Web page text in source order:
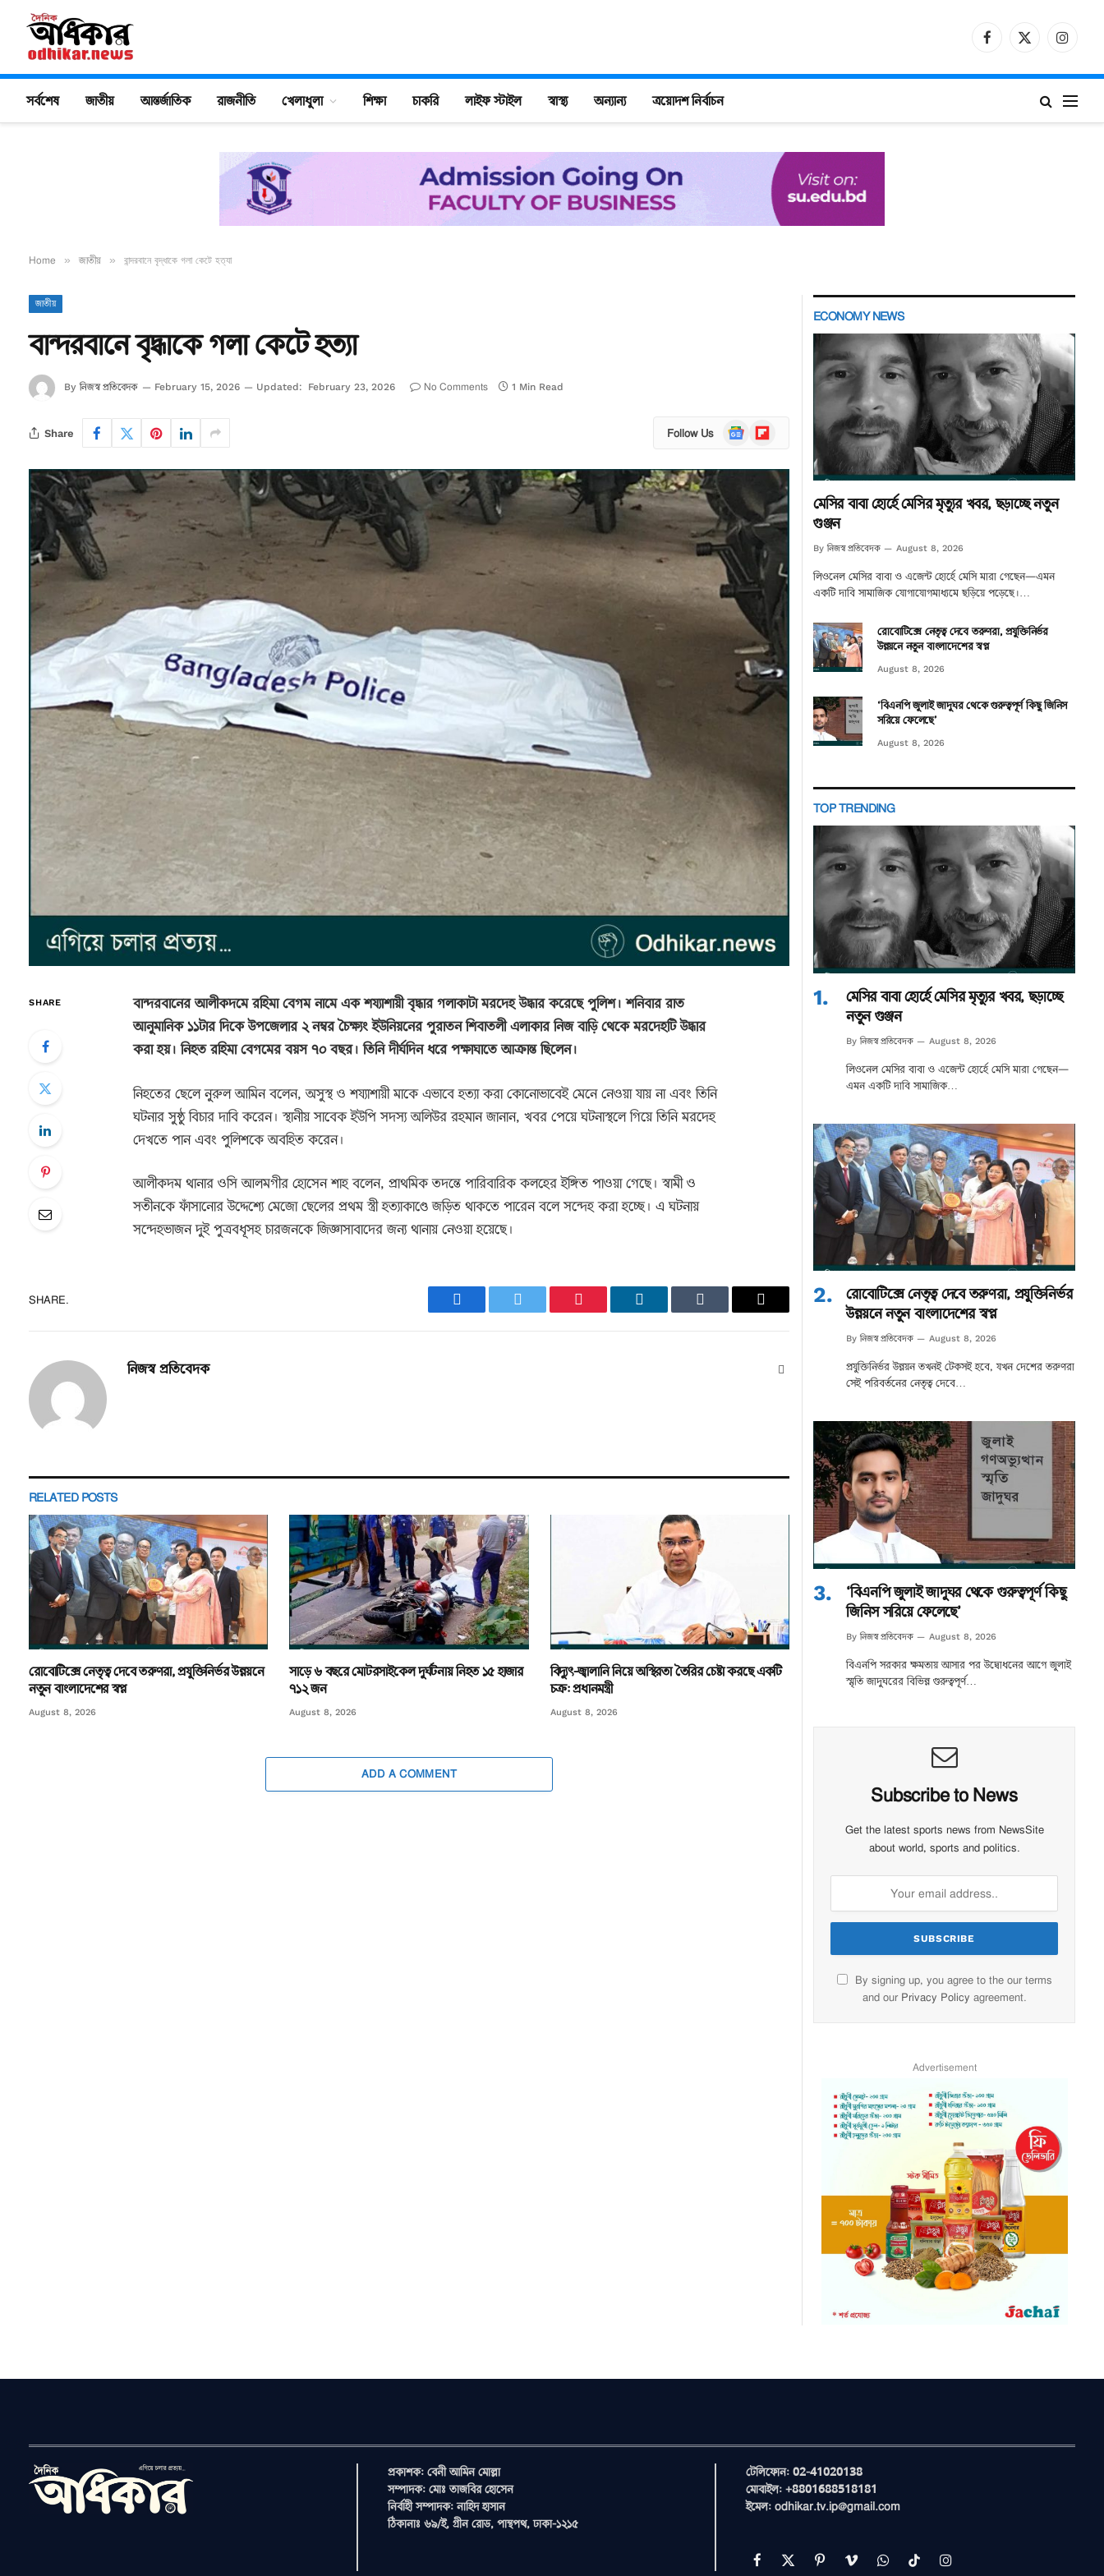
Facebook
X
সর্বশেষ জাতীয় আন্তর্জাতিক রাজনীতি খেলাধুলা শিক্ষা চাকরি লাইফ স্টাইল স্বাস্থ্য অন্যান্য ত্রয়োদশ নির্বাচন
Home » জাতীয় » বান্দরবানে বৃদ্ধাকে গলা কেটে হত্যা
জাতীয়
বান্দরবানে বৃদ্ধাকে গলা কেটে হত্যা
By নিজস্ব প্রতিবেদক February 15, 2026 Updated: February 23, 2026 No Comments 1 Min Read
Share Follow Us
Google
News
Flipboard
SHARE
বান্দরবানের আলীকদমে রহিমা বেগম নামে এক শয্যাশায়ী বৃদ্ধার গলাকাটা মরদেহ উদ্ধার করেছে পুলিশ। শনিবার রাত
আনুমানিক ১১টার দিকে উপজেলার ২ নম্বর চৈক্ষ্যং ইউনিয়নের পুরাতন শিবাতলী এলাকার নিজ বাড়ি থেকে মরদেহটি উদ্ধার
করা হয়। নিহত রহিমা বেগমের বয়স ৭০ বছর। তিনি দীর্ঘদিন ধরে পক্ষাঘাতে আক্রান্ত ছিলেন।
নিহতের ছেলে নুরুল আমিন বলেন, অসুস্থ ও শয্যাশায়ী মাকে এভাবে হত্যা করা কোনোভাবেই মেনে নেওয়া যায় না এবং তিনি
ঘটনার সুষ্ঠু বিচার দাবি করেন। স্থানীয় সাবেক ইউপি সদস্য অলিউর রহমান জানান, খবর পেয়ে ঘটনাস্থলে গিয়ে তিনি মরদেহ
দেখতে পান এবং পুলিশকে অবহিত করেন।
আলীকদম থানার ওসি আলমগীর হোসেন শাহ বলেন, প্রাথমিক তদন্তে পারিবারিক কলহের ইঙ্গিত পাওয়া গেছে। স্বামী ও
সতীনকে ফাঁসানোর উদ্দেশ্যে মেজো ছেলের প্রথম স্ত্রী হত্যাকাণ্ডে জড়িত থাকতে পারেন বলে সন্দেহ করা হচ্ছে। এ ঘটনায়
সন্দেহভাজন দুই পুত্রবধূসহ চারজনকে জিজ্ঞাসাবাদের জন্য থানায় নেওয়া হয়েছে।
SHARE.
FacebookTwitter PinterestLinkedIn Tumblr Email
নিজস্ব প্রতিবেদক
RELATED POSTS
রোবোটিক্সে নেতৃত্ব দেবে তরুণরা, প্রযুক্তিনির্ভর উন্নয়নে
নতুন বাংলাদেশের স্বপ্ন
August 8, 2026
সাড়ে ৬ বছরে মোটরসাইকেল দুর্ঘটনায় নিহত ১৫ হাজার
৭১২ জন
August 8, 2026
বিদ্যুৎ-জ্বালানি নিয়ে অস্থিরতা তৈরির চেষ্টা করছে একটি
চক্র: প্রধানমন্ত্রী
August 8, 2026
ADD A COMMENT
ECONOMY NEWS
মেসির বাবা হোর্হে মেসির মৃত্যুর খবর, ছড়াচ্ছে নতুন
গুঞ্জন
By নিজস্ব প্রতিবেদক August 8, 2026
লিওনেল মেসির বাবা ও এজেন্ট হোর্হে মেসি মারা গেছেন—এমন
একটি দাবি সামাজিক যোগাযোগমাধ্যমে ছড়িয়ে পড়েছে।…
রোবোটিক্সে নেতৃত্ব দেবে তরুণরা, প্রযুক্তিনির্ভর
উন্নয়নে নতুন বাংলাদেশের স্বপ্ন
August 8, 2026
‘বিএনপি জুলাই জাদুঘর থেকে গুরুত্বপূর্ণ কিছু জিনিস
সরিয়ে ফেলেছে’
August 8, 2026
TOP TRENDING
মেসির বাবা হোর্হে মেসির মৃত্যুর খবর, ছড়াচ্ছে
নতুন গুঞ্জন
By নিজস্ব প্রতিবেদক August 8, 2026
লিওনেল মেসির বাবা ও এজেন্ট হোর্হে মেসি মারা গেছেন—
এমন একটি দাবি সামাজিক…
রোবোটিক্সে নেতৃত্ব দেবে তরুণরা, প্রযুক্তিনির্ভর
উন্নয়নে নতুন বাংলাদেশের স্বপ্ন
By নিজস্ব প্রতিবেদক August 8, 2026
প্রযুক্তিনির্ভর উন্নয়ন তখনই টেকসই হবে, যখন দেশের তরুণরা
সেই পরিবর্তনের নেতৃত্ব দেবে…
‘বিএনপি জুলাই জাদুঘর থেকে গুরুত্বপূর্ণ কিছু
জিনিস সরিয়ে ফেলেছে’
By নিজস্ব প্রতিবেদক August 8, 2026
বিএনপি সরকার ক্ষমতায় আসার পর উদ্বোধনের আগে জুলাই
স্মৃতি জাদুঘরের বিভিন্ন গুরুত্বপূর্ণ…
Subscribe to News
Get the latest sports news from NewsSite
about world, sports and politics.
By signing up, you agree to the our terms
and our Privacy Policy agreement.
Advertisement
প্রকাশক: বেনী আমিন মোল্লা
সম্পাদক: মোঃ তাজবির হোসেন
নির্বাহী সম্পাদক: নাহিদ হাসান
ঠিকানাঃ ৬৯/ই, গ্রীন রোড, পান্থপথ, ঢাকা-১২১৫
টেলিফোন: 02-41020138
মোবাইল: +8801688518181
ইমেল: odhikar.tv.ip@gmail.com
Facebook
X PinterestVimeoWhatsAppTikTokInstagram